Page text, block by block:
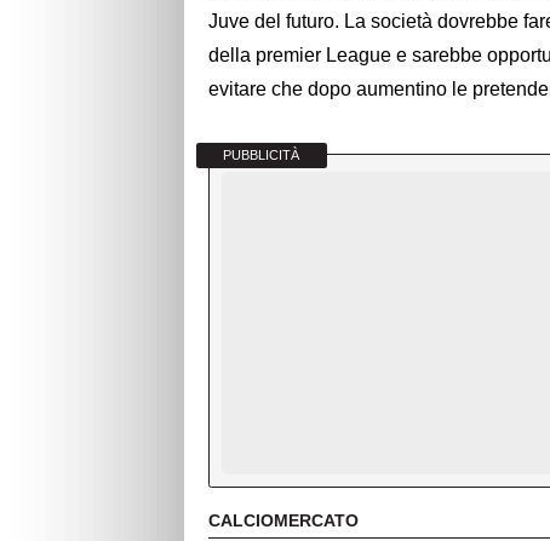
Juve del futuro. La società dovrebbe
della premier League e sarebbe
evitare che dopo aumentino le
PUBBLICITÀ
CALCIOMERCATO